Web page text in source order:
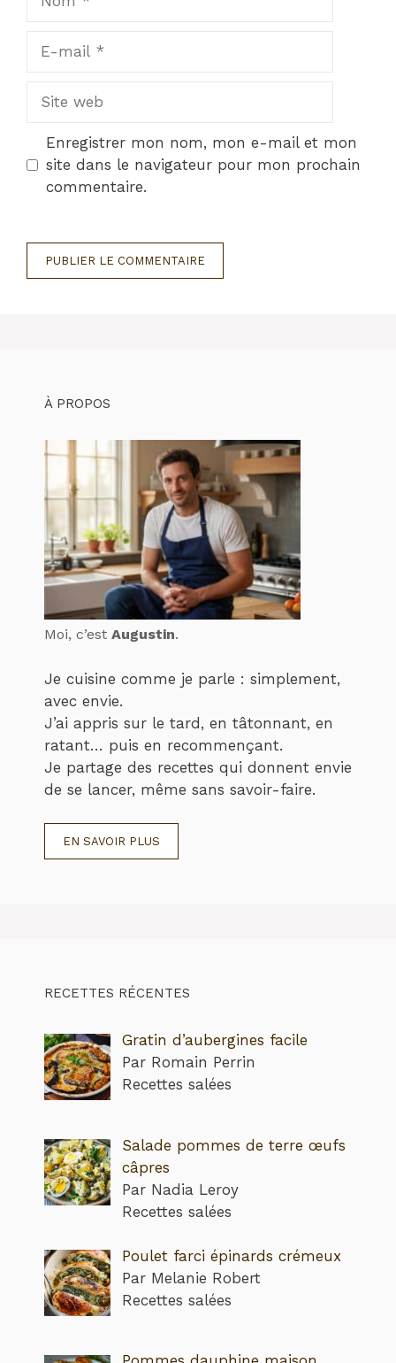
mail
web
Enregistrer mon nom, mon e-mail et mon
site dans le navigateur pour mon prochain
commentaire.
À PROPOS
Moi, c’est Augustin.
Je cuisine comme je parle : simplement,
avec envie.
J’ai appris sur le tard, en tâtonnant, en
ratant… puis en recommençant.
Je partage des recettes qui donnent envie
de se lancer, même sans savoir-faire.
EN SAVOIR PLUS
RECETTES RÉCENTES
Gratin d’aubergines facile
Par Romain Perrin
Recettes salées
Salade pommes de terre œufs
câpres
Par Nadia Leroy
Recettes salées
Poulet farci épinards crémeux
Par Melanie Robert
Recettes salées